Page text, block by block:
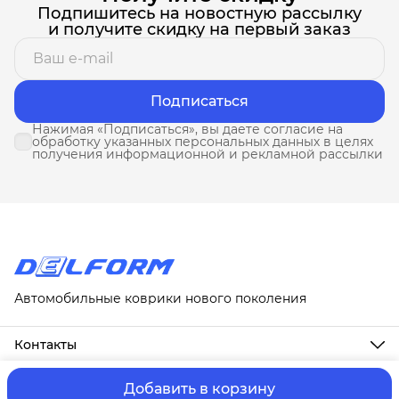
Добавить в корзину
Подпишитесь на новостную рассылку
и получите скидку на первый заказ
Подписаться
Нажимая «Подписаться», вы даете согласие на
обработку указанных персональных данных в целях
получения информационной и рекламной рассылки
Автомобильные коврики нового поколения
Контакты
Адрес
г. Москва, ул. Новослободская, д. 20, 1А
ⓒ ИП Третьякова Т.А.Оплата и Доставка